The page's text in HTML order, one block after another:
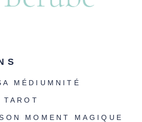
MÉDIUMNITÉ
MOMENT MAGIQUE